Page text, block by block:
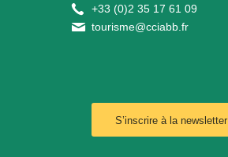
+33 (0)2 35 17 61 09
tourisme@cciabb.fr
S’inscrire à la newsletter